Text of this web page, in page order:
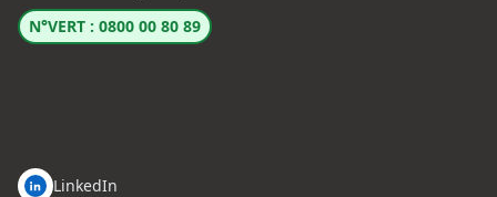
N°VERT : 0800 00 80 89
LinkedIn